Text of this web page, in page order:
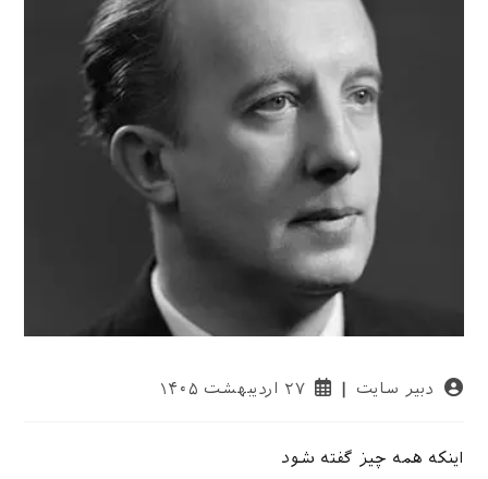
نویسندهٔدبیر سایت
نوشته
است:
۲۷ اردیبهشت ۱۴۰۵
این­که همه چیز گفته شود